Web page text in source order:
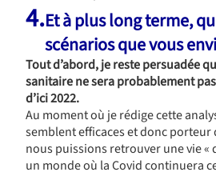
4.Et à plus long terme,
scénarios que vous
Tout d’abord, je reste persuadée
sanitaire ne sera probablement
d’ici 2022.
Au moment où je rédige cette
semblent efficaces et donc porteur
nous puissions retrouver une vie «
un monde où la Covid continuera